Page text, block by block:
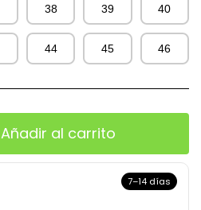
38 39 40
44 45 46
Añadir al carrito
7–14 días